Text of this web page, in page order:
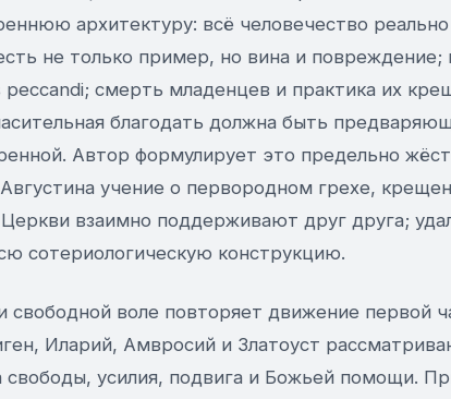
архитектуру: всё человечество
не только пример, но вина и повреждение;
peccandi; смерть младенцев и практика их
благодать должна быть
Автор формулирует это предельно
учение о первородном грехе,
взаимно поддерживают друг друга;
сотериологическую конструкцию.
свободной воле повторяет движение первой
Иларий, Амвросий и Златоуст
свободы, усилия, подвига и Божьей помощи.